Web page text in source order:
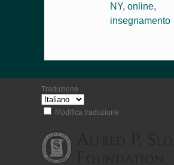
NY, online,
insegnamento
Traduzione
Modifica traduzione